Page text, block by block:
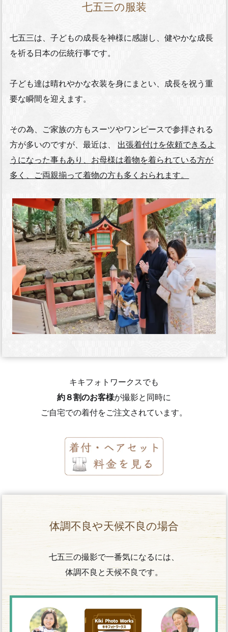
七五三の服装
七五三は、子どもの成長を神様に感謝し、健やかな成長
を祈る日本の伝統行事です。
子ども達は晴れやかな衣装を身にまとい、成長を祝う重
要な瞬間を迎えます。
その為、ご家族の方もスーツやワンピースで参拝される
方が多いのですが、最近は、 出張着付けを依頼できるよ
うになった事もあり、お母様は着物を着られている方が
多く、ご両親揃って着物の方も多くおられます。
キキフォトワークスでも
約８割のお客様が撮影と同時に
ご自宅での着付をご注文されています。
体調不良や天候不良の場合
七五三の撮影で一番気になるには、
体調不良と天候不良です。